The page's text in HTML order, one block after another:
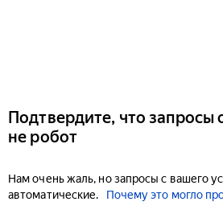
Подтвердите, что запросы
не робот
Нам очень жаль, но запросы с вашего
автоматические.
Почему это могло